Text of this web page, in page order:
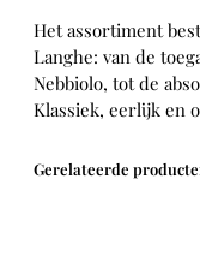
t
a
l
Het assortiment
Langhe: van de
Nebbiolo, tot de
Klassiek, eerlijk en
Gerelateerde